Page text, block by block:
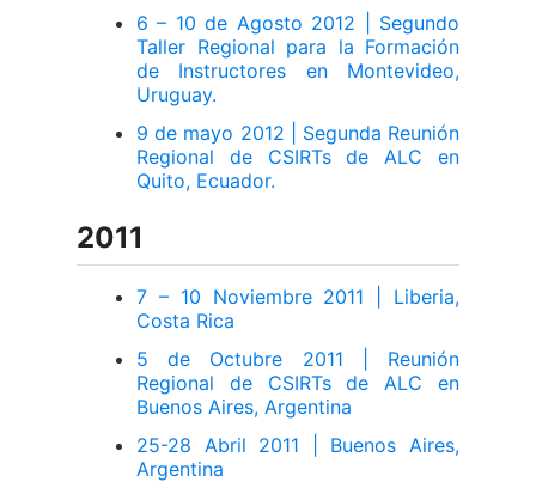
6 – 10 de Agosto 2012 | Segundo
Taller Regional para la Formación
de Instructores en Montevideo,
Uruguay.
9 de mayo 2012 | Segunda Reunión
Regional de CSIRTs de ALC en
Quito, Ecuador.
2011
7 – 10 Noviembre 2011 | Liberia,
Costa Rica
5 de Octubre 2011 | Reunión
Regional de CSIRTs de ALC en
Buenos Aires, Argentina
25-28 Abril 2011 | Buenos Aires,
Argentina